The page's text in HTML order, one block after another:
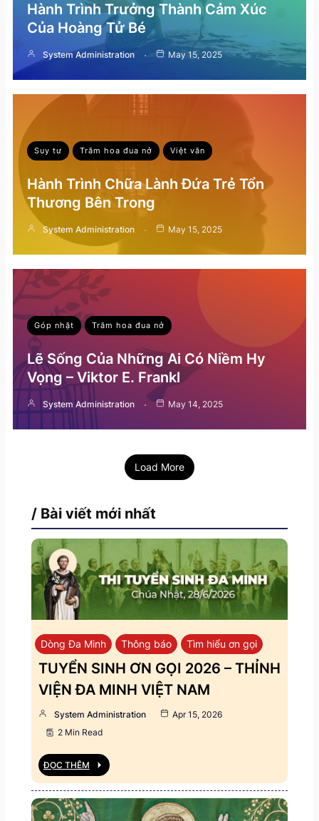
Hành Trình Trưởng Thành Cảm Xúc
Của Hoàng Tử Bé
System Administration May 15, 2025
Suy tư Trăm hoa đua nở Việt văn
Hành Trình Chữa Lành Đứa Trẻ Tổn
Thương Bên Trong
System Administration May 15, 2025
Góp nhặt Trăm hoa đua nở
Lẽ Sống Của Những Ai Có Niềm Hy
Vọng – Viktor E. Frankl
System Administration May 14, 2025
Load More
/ Bài viết mới nhất
Dòng Đa Minh Thông báo Tìm hiểu ơn gọi
TUYỂN SINH ƠN GỌI 2026 – THỈNH
VIỆN ĐA MINH VIỆT NAM
System Administration
Apr 15, 2026
2 Min Read
ĐỌC THÊM